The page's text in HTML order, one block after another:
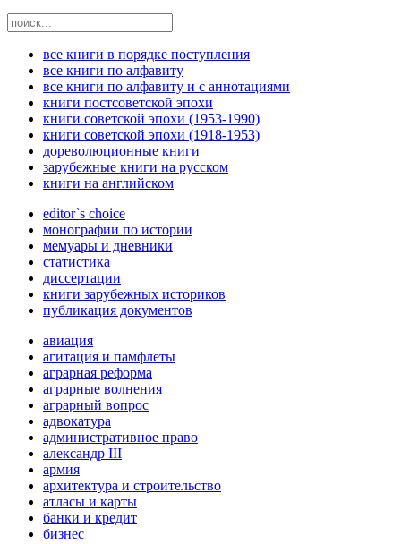
все книги в порядке поступления
все книги по алфавиту
все книги по алфавиту и с аннотациями
книги постсоветской эпохи
книги советской эпохи (1953-1990)
книги советской эпохи (1918-1953)
дореволюционные книги
зарубежные книги на русском
книги на английском
editor`s choice
монографии по истории
мемуары и дневники
статистика
диссертации
книги зарубежных историков
публикация документов
авиация
агитация и памфлеты
аграрная реформа
аграрные волнения
аграрный вопрос
адвокатура
административное право
александр III
армия
архитектура и строительство
атласы и карты
банки и кредит
бизнес